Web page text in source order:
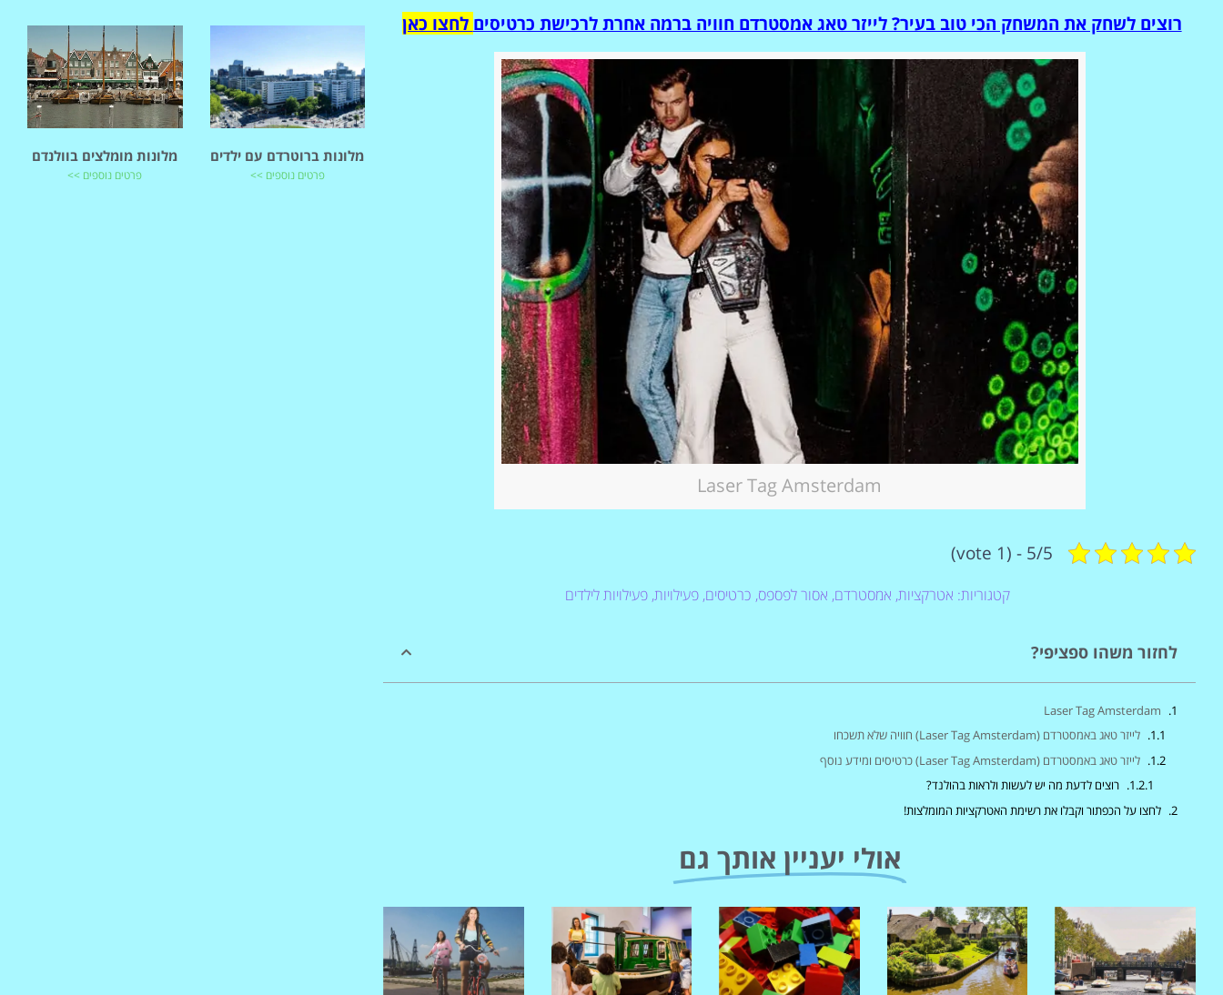
רוצים לשחק את המשחק הכי טוב בעיר? לייזר טאג אמסטרדם חוויה ברמה אחרת לרכישת כרטיסים לחצו כאן
Laser Tag Amsterdam
5/5 - (1 vote)
קטגוריות: אטרקציות, אמסטרדם, אסור לפספס, כרטיסים,פעילויות,פעילויות לילדים
לחזור משהו ספציפי?
Laser Tag Amsterdam
לייזר טאג באמסטרדם (Laser Tag Amsterdam) חוויה שלא תשכחו
לייזר טאג באמסטרדם (Laser Tag Amsterdam) כרטיסים ומידע נוסף
רוצים לדעת מה יש לעשות ולראות בהולנד?
לחצו על הכפתור וקבלו את רשימת האטרקציות המומלצות!
אולי יעניין אותך גם
מלונות ברוטרדם עם ילדים
פרטים נוספים >>
מלונות מומלצים בוולנדם
פרטים נוספים >>